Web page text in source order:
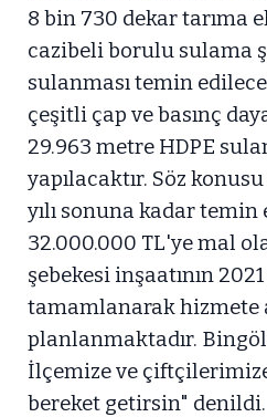
8 bin 730 dekar tarıma
cazibeli borulu sulama
sulanması temin
çeşitli çap ve basınç
29.963 metre HDPE
yapılacaktır. Söz
yılı sonuna kadar temin
32.000.000 TL'ye mal
şebekesi inşaatının 2021
tamamlanarak hizmete
planlanmaktadır.
İlçemize ve
bereket getirsin" denildi.